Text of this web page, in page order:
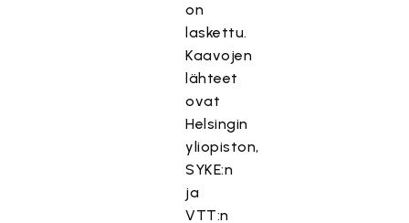
on
laskettu.
Kaavojen
lähteet
ovat
Helsingin
yliopiston,
SYKE:n
ja
VTT:n